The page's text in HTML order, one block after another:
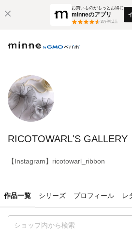
お買いものがもっとお得に
minneのアプリ
3万件以上
RICOTOWARL'S GALLERY
【Instagram】ricotowarl_ribbon
作品一覧 シリーズ プロフィール レ